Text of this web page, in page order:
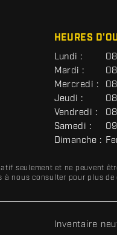
HEURES
G
É
N
É
R
A
L
Lundi :
Mardi :
Mercredi :
Jeudi :
Vendredi :
Samedi :
Dimanche :
seulement et ne peuvent
nous consulter pour plus de
Inventaire